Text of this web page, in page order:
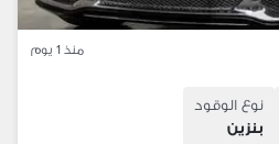
منذ 1 يوم
نوع الوقود
بنزين